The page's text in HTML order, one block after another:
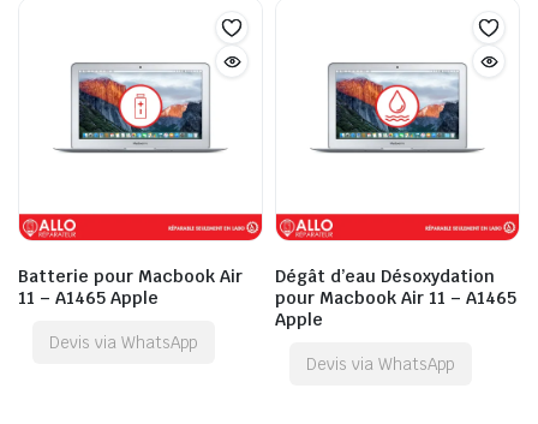
Batterie pour Macbook Air
11 – A1465 Apple
Devis via WhatsApp
Dégât d’eau Désoxydation
pour Macbook Air 11 – A1465
Apple
Devis via WhatsApp